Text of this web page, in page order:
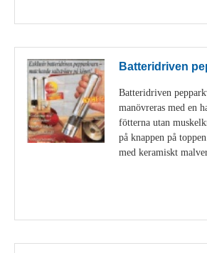
Batteridriven
Batteridriven
manövreras med en
fötterna utan
på knappen på
med keramiskt